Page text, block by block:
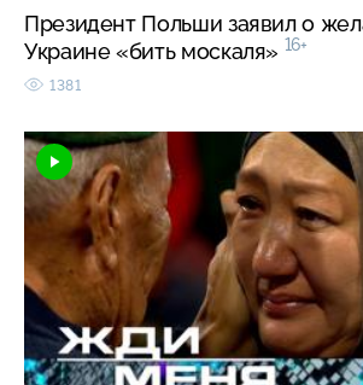
Президент Польши заявил о
Украине «бить москаля» 16+
1381